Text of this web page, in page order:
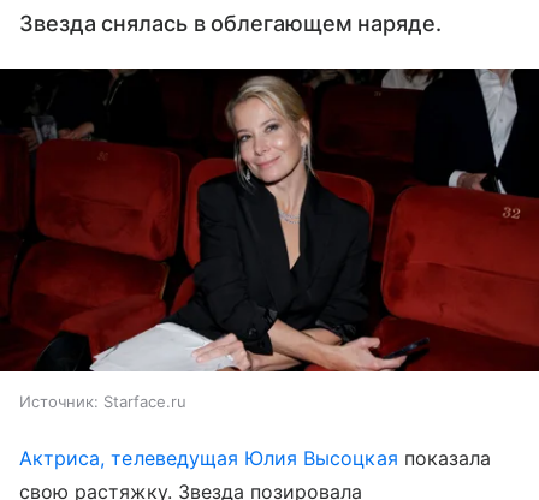
Звезда снялась в облегающем наряде.
Источник: Starface.ru
Актриса, телеведущая Юлия Высоцкая показала
свою растяжку. Звезда позировала